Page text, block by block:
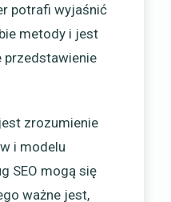
potrafi wyjaśnić
metody i jest
przedstawienie
zrozumienie
i modelu
SEO mogą się
ważne jest,